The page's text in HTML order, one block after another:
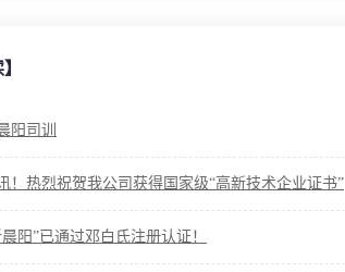
阳司训
！热烈祝贺我公司获得国家级“高新技术企业证书”
晨阳”已通过邓白氏注册认证！